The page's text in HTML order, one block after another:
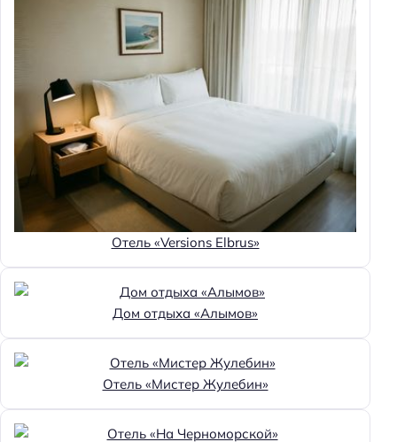
Отель «Versions Elbrus»
Дом отдыха «Алымов»
Отель «Мистер Жулебин»